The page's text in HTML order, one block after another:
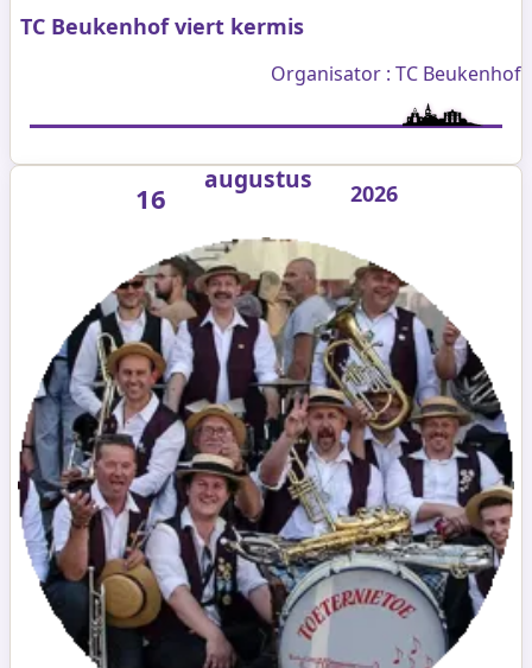
TC Beukenhof viert kermis
Organisator : TC Beukenhof
16
augustus 2026